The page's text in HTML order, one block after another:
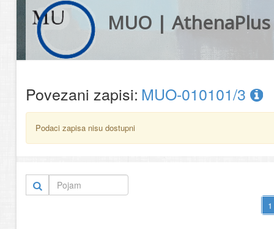
MUO | AthenaPlus
Povezani zapisi: MUO-010101/3
Podaci zapisa nisu dostupni